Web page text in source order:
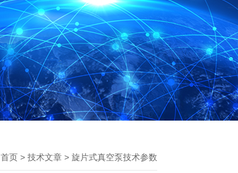
首页 > 技术文章 > 旋片式真空泵技术参数